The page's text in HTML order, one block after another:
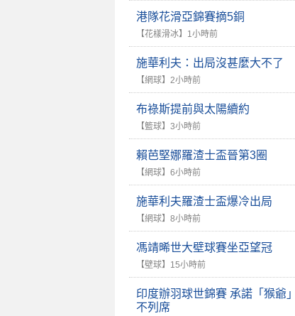
港隊花滑亞錦賽摘5銅
【花樣滑冰】 1小時前
施華利夫：出局沒甚麼大不了
【網球】 2小時前
布祿斯提前與太陽續約
【籃球】 3小時前
賴芭堅娜羅渣士盃晉第3圈
【網球】 6小時前
施華利夫羅渣士盃爆冷出局
【網球】 8小時前
馮靖晞世大壁球賽坐亞望冠
【壁球】 15小時前
印度辦羽球世錦賽 承諾「猴爺」
不列席